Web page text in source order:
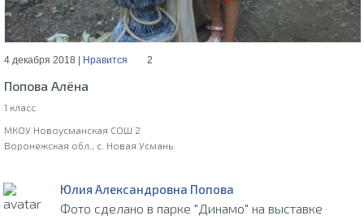
4 декабря 2018 | Нравится 2
Попова Алёна
1 класс
МКОУ Новоусманская СОШ 2
Воронежская обл., с. Новая Усмань
Юлия Александровна Попова
Фото сделано в парке "Динамо" на выставке